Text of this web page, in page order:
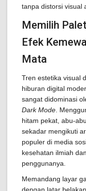
tanpa distorsi visual
Memilih
Efek
Mata
Tren estetika visual
hiburan digital
sangat didominasi
Dark Mode .
hitam pekat, abu-
sekadar mengikuti
populer di media
kesehatan ilmiah
penggunanya.
Memandang layar